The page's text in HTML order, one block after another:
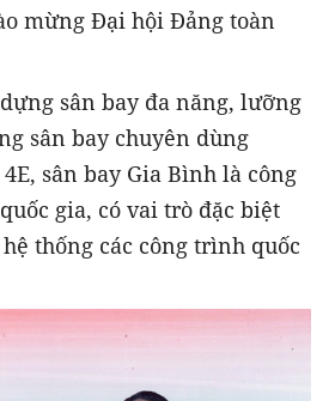
mừng Đại hội Đảng toàn
sân bay đa năng, lưỡng
sân bay chuyên dùng
sân bay Gia Bình là công
gia, có vai trò đặc biệt
thống các công trình quốc